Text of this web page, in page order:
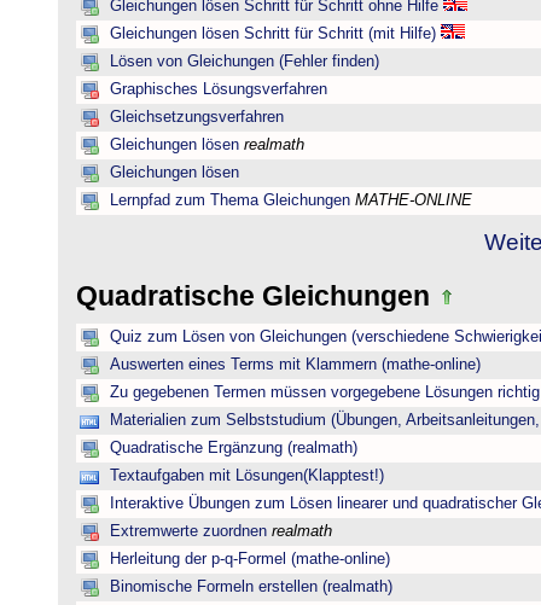
Gleichungen lösen Schritt für Schritt ohne Hilfe
Gleichungen lösen Schritt für Schritt (mit Hilfe)
Lösen von Gleichungen (Fehler finden)
Graphisches Lösungsverfahren
Gleichsetzungsverfahren
Gleichungen lösen realmath
Gleichungen lösen
Lernpfad zum Thema Gleichungen MATHE-ONLINE
Quadratische Gleichungen
Quiz zum Lösen von Gleichungen (verschiedene
Auswerten eines Terms mit Klammern (mathe-online)
Zu gegebenen Termen müssen vorgegebene Lösungen
Materialien zum Selbststudium (Übungen,
Quadratische Ergänzung (realmath)
Textaufgaben mit Lösungen(Klapptest!)
Interaktive Übungen zum Lösen linearer und quadratischer
Extremwerte zuordnen realmath
Herleitung der p-q-Formel (mathe-online)
Binomische Formeln erstellen (realmath)